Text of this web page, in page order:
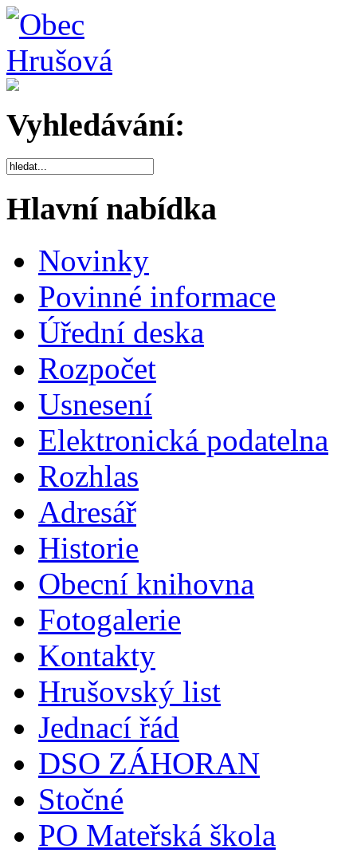
Vyhledávání:
Hlavní nabídka
Novinky
Povinné informace
Úřední deska
Rozpočet
Usnesení
Elektronická podatelna
Rozhlas
Adresář
Historie
Obecní knihovna
Fotogalerie
Kontakty
Hrušovský list
Jednací řád
DSO ZÁHORAN
Stočné
PO Mateřská škola